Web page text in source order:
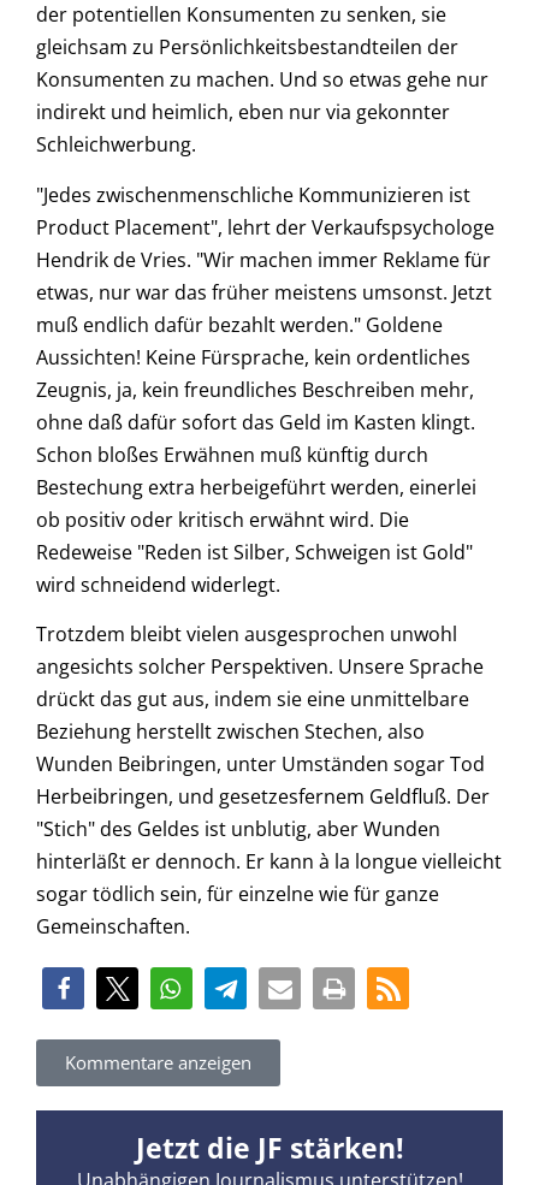
der potentiellen Konsumenten zu senken, sie
gleichsam zu Persönlichkeitsbestandteilen der
Konsumenten zu machen. Und so etwas gehe nur
indirekt und heimlich, eben nur via gekonnter
Schleichwerbung.
"Jedes zwischenmenschliche Kommunizieren ist
Product Placement", lehrt der Verkaufspsychologe
Hendrik de Vries. "Wir machen immer Reklame für
etwas, nur war das früher meistens umsonst. Jetzt
muß endlich dafür bezahlt werden." Goldene
Aussichten! Keine Fürsprache, kein ordentliches
Zeugnis, ja, kein freundliches Beschreiben mehr,
ohne daß dafür sofort das Geld im Kasten klingt.
Schon bloßes Erwähnen muß künftig durch
Bestechung extra herbeigeführt werden, einerlei
ob positiv oder kritisch erwähnt wird. Die
Redeweise "Reden ist Silber, Schweigen ist Gold"
wird schneidend widerlegt.
Trotzdem bleibt vielen ausgesprochen unwohl
angesichts solcher Perspektiven. Unsere Sprache
drückt das gut aus, indem sie eine unmittelbare
Beziehung herstellt zwischen Stechen, also
Wunden Beibringen, unter Umständen sogar Tod
Herbeibringen, und gesetzesfernem Geldfluß. Der
"Stich" des Geldes ist unblutig, aber Wunden
hinterläßt er dennoch. Er kann à la longue vielleicht
sogar tödlich sein, für einzelne wie für ganze
Gemeinschaften.
Kommentare anzeigen
Jetzt die JF stärken!
Unabhängigen Journalismus unterstützen!